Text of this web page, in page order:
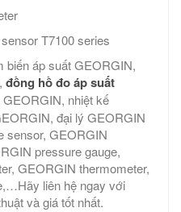
T7100 series
biến áp suất GEORGIN,
đồng hồ đo áp suất
nhiệt kế
đại lý GEORGIN
sensor, GEORGIN
pressure gauge,
GEORGIN thermometer,
liên hệ ngay với
và giá tốt nhất.